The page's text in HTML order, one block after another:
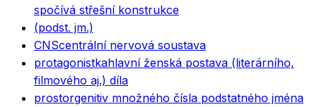
spočívá střešní konstrukce
(podst. jm.)
CNScentrální nervová soustava
protagonistkahlavní ženská postava (literárního,
filmového aj.) díla
prostorgenitiv množného čísla podstatného jména